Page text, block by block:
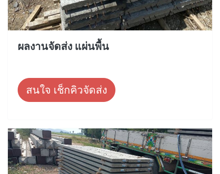
ผลงานจัดส่ง แผ่นพื้น
สนใจ เช็กคิวจัดส่ง